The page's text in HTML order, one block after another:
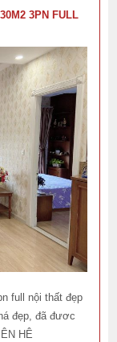
3PN FULL
full nội thất đẹp
đẹp, đã đươc
HÊ